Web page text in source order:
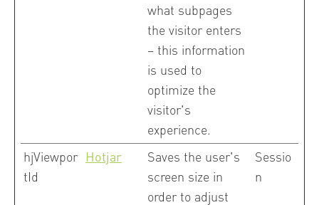
what subpages
the visitor enters
– this information
is used to
optimize the
visitor's
experience.
hjViewpor
tId
Hotjar
Saves the user's
screen size in
order to adjust
Sessio
n